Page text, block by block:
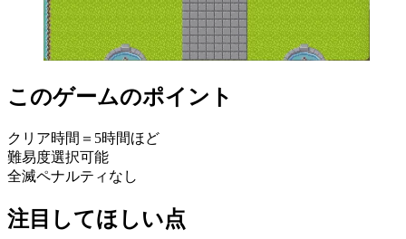
このゲームのポイント
クリア時間＝5時間ほど
難易度選択可能
全滅ペナルティなし
注目してほしい点